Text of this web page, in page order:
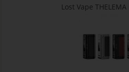
Lost Vape